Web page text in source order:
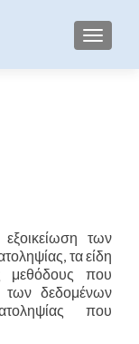
των
τα είδη
μεθόδους που
των δεδομένων
που